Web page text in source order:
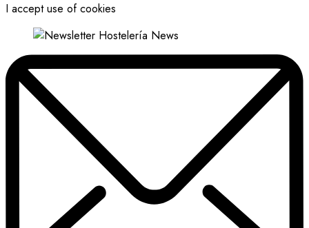
I accept use of cookies